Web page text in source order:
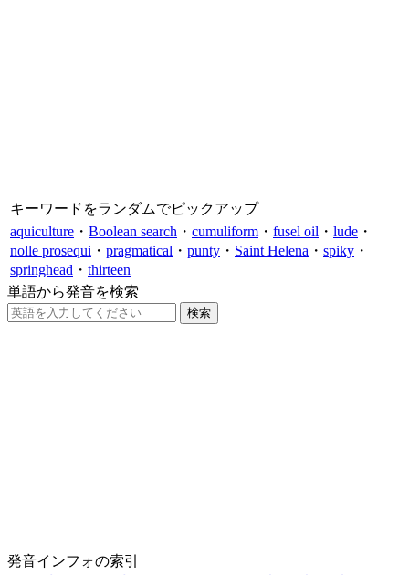
キーワードをランダムでピックアップ
aquiculture ・ Boolean search ・ cumuliform ・ fusel oil ・ lude ・
nolle prosequi ・ pragmatical ・ punty ・ Saint Helena ・ spiky ・
springhead ・ thirteen
単語から発音を検索
発音インフォの索引